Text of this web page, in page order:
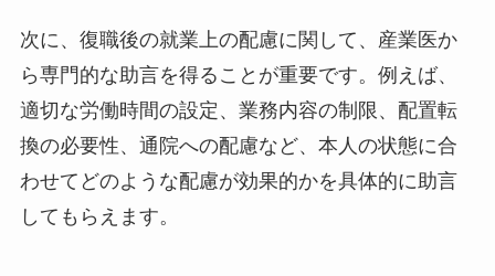
産業医は、その診断書の内容に加え、本人の状態
や職場の業務内容を総合的に評価し、「就業でき
る状態か」という医学的・専門的見地から意見を
述べます。この客観的な判断は、企業の安全配慮
義務を果たす上でも重要です。